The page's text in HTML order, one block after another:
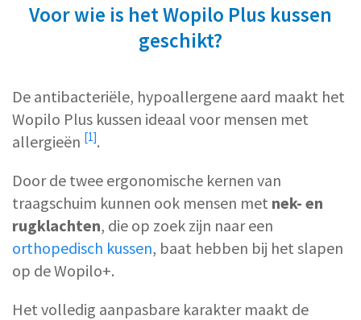
Voor wie is het Wopilo Plus kussen
geschikt?
De antibacteriële, hypoallergene aard maakt het
Wopilo Plus kussen ideaal voor mensen met
allergieën [1].
Door de twee ergonomische kernen van
traagschuim kunnen ook mensen met nek- en
rugklachten, die op zoek zijn naar een
orthopedisch kussen, baat hebben bij het slapen
op de Wopilo+.
Het volledig aanpasbare karakter maakt de